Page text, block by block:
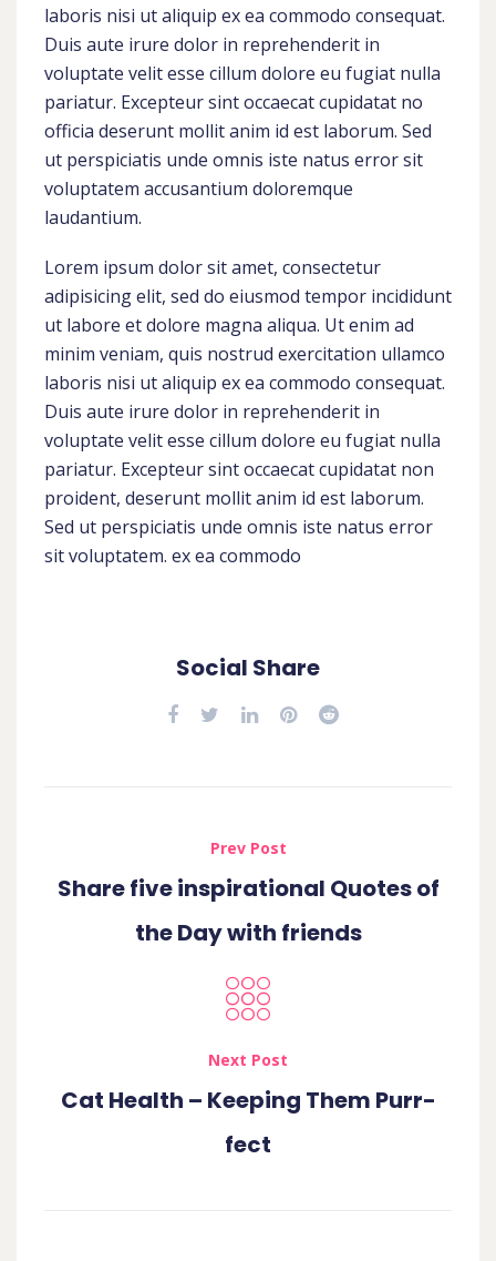
laboris nisi ut aliquip ex ea commodo consequat.
Duis aute irure dolor in reprehenderit in
voluptate velit esse cillum dolore eu fugiat nulla
pariatur. Excepteur sint occaecat cupidatat no
officia deserunt mollit anim id est laborum. Sed
ut perspiciatis unde omnis iste natus error sit
voluptatem accusantium doloremque
laudantium.
Lorem ipsum dolor sit amet, consectetur
adipisicing elit, sed do eiusmod tempor incididunt
ut labore et dolore magna aliqua. Ut enim ad
minim veniam, quis nostrud exercitation ullamco
laboris nisi ut aliquip ex ea commodo consequat.
Duis aute irure dolor in reprehenderit in
voluptate velit esse cillum dolore eu fugiat nulla
pariatur. Excepteur sint occaecat cupidatat non
proident, deserunt mollit anim id est laborum.
Sed ut perspiciatis unde omnis iste natus error
sit voluptatem. ex ea commodo
Social Share
Prev Post
Share five inspirational Quotes of
the Day with friends
Next Post
Cat Health – Keeping Them Purr-
fect